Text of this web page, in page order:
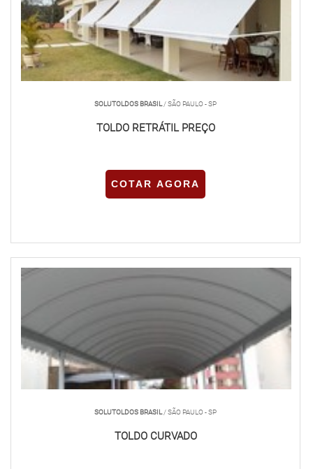
SOLUTOLDOS BRASIL/ SÃO PAULO - SP
TOLDO RETRÁTIL PREÇO
COTAR AGORA
SOLUTOLDOS BRASIL/ SÃO PAULO - SP
TOLDO CURVADO